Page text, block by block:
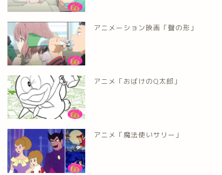
アニメーション映画「聲の形」
アニメ「おばけのQ太郎」
アニメ「魔法使いサリー」